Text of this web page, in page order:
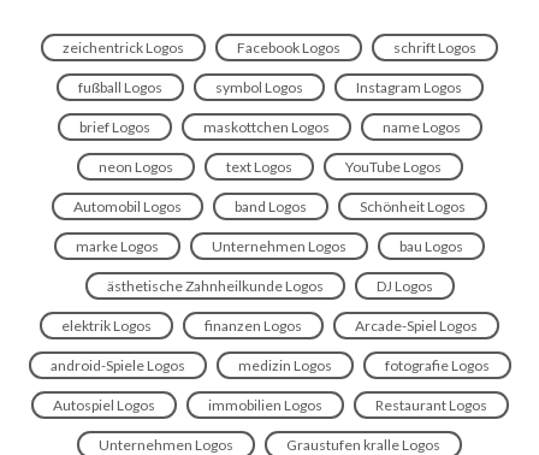
zeichentrick Logos Facebook Logos schrift Logos
fußball Logos symbol Logos Instagram Logos
brief Logos maskottchen Logos name Logos
neon Logos text Logos YouTube Logos
Automobil Logos band Logos Schönheit Logos
marke Logos Unternehmen Logos bau Logos
ästhetische Zahnheilkunde Logos DJ Logos
elektrik Logos finanzen Logos Arcade-Spiel Logos
android-Spiele Logos medizin Logos fotografie Logos
Autospiel Logos immobilien Logos Restaurant Logos
Unternehmen Logos Graustufen kralle Logos